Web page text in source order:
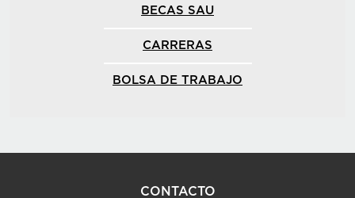
BECAS SAU
CARRERAS
BOLSA DE TRABAJO
CONTACTO